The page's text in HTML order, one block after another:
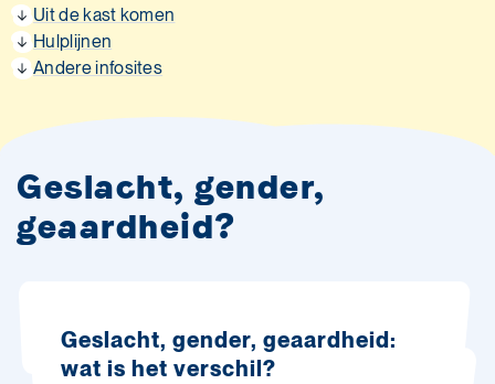
Uit de kast komen
Hulplijnen
Andere infosites
Geslacht, gender,
geaardheid?
Geslacht, gender, geaardheid:
wat is het verschil?